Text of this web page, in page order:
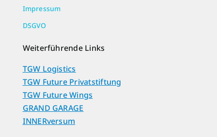
Impressum
DSGVO
Weiterführende Links
TGW Logistics
TGW Future Privatstiftung
TGW Future Wings
GRAND GARAGE
INNERversum